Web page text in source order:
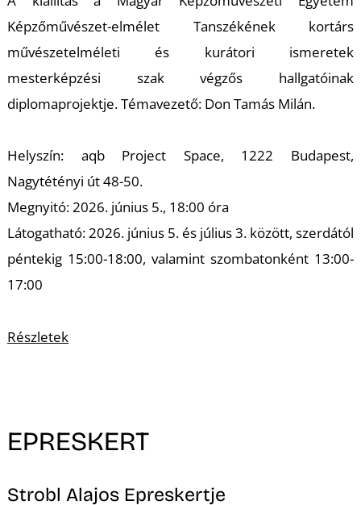
Képzőművészet-elmélet Tanszékének kortárs
művészetelméleti és kurátori ismeretek
mesterképzési szak végzős hallgatóinak
diplomaprojektje. Témavezető: Don Tamás Milán.
Helyszín: aqb Project Space, 1222 Budapest,
Nagytétényi út 48-50.
Megnyitó: 2026. június 5., 18:00 óra
Látogatható: 2026. június 5. és július 3. között, szerdától
péntekig 15:00-18:00, valamint szombatonként 13:00-
17:00
Részletek
EPRESKERT
Strobl Alajos Epreskertje